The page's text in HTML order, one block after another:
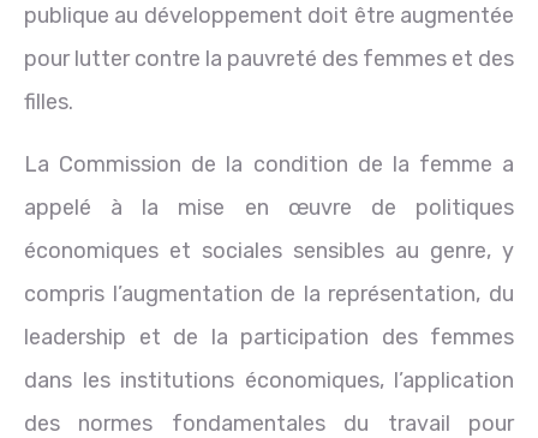
publique au développement doit être augmentée
pour lutter contre la pauvreté des femmes et des
filles.
La Commission de la condition de la femme a
appelé à la mise en œuvre de politiques
économiques et sociales sensibles au genre, y
compris l’augmentation de la représentation, du
leadership et de la participation des femmes
dans les institutions économiques, l’application
des normes fondamentales du travail pour